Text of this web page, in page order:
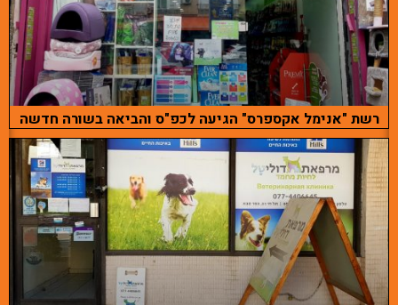
רשת "אנימל אקספרס" הגיעה לכפ"ס והביאה בשורה חדשה